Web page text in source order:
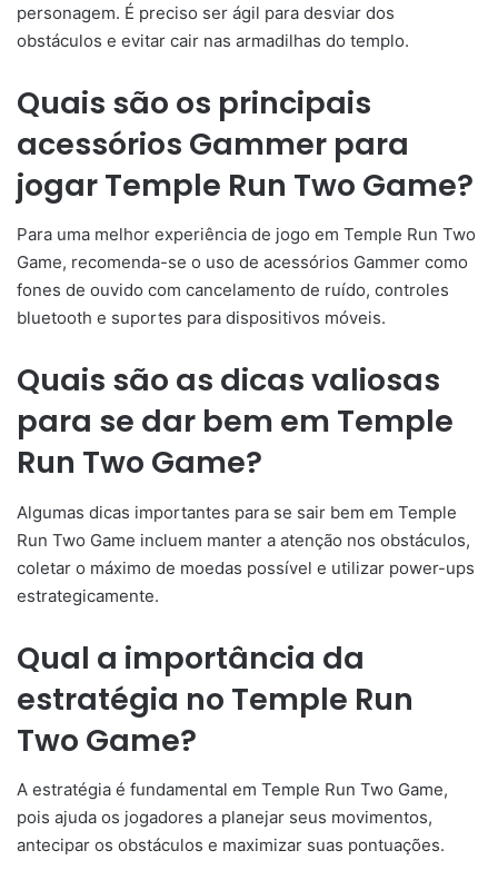
personagem. É preciso ser ágil para desviar dos
obstáculos e evitar cair nas armadilhas do templo.
Quais são os principais
acessórios Gammer para
jogar Temple Run Two Game?
Para uma melhor experiência de jogo em Temple Run Two
Game, recomenda-se o uso de acessórios Gammer como
fones de ouvido com cancelamento de ruído, controles
bluetooth e suportes para dispositivos móveis.
Quais são as dicas valiosas
para se dar bem em Temple
Run Two Game?
Algumas dicas importantes para se sair bem em Temple
Run Two Game incluem manter a atenção nos obstáculos,
coletar o máximo de moedas possível e utilizar power-ups
estrategicamente.
Qual a importância da
estratégia no Temple Run
Two Game?
A estratégia é fundamental em Temple Run Two Game,
pois ajuda os jogadores a planejar seus movimentos,
antecipar os obstáculos e maximizar suas pontuações.